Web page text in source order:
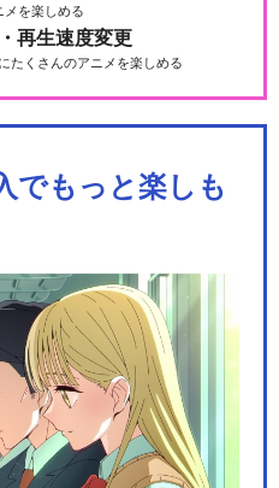
メを楽しめる
再生速度変更
たくさんのアニメを楽しめる
でもっと楽しも